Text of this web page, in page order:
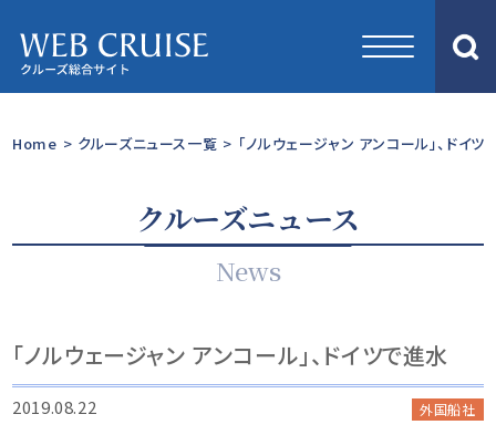
Home > クルーズニュース一覧 > 「ノルウェージャン アンコール」、ドイツ
クルーズニュース
News
「ノルウェージャン アンコール」、ドイツで進水
2019.08.22 外国船社